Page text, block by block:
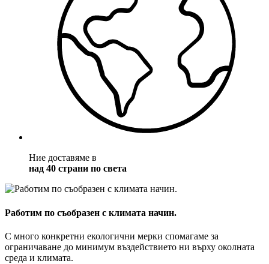
Ние доставяме в
над 40 страни по света
Работим по съобразен с климата начин.
С много конкретни екологични мерки спомагаме за
ограничаване до минимум въздействието ни върху околната
среда и климата.